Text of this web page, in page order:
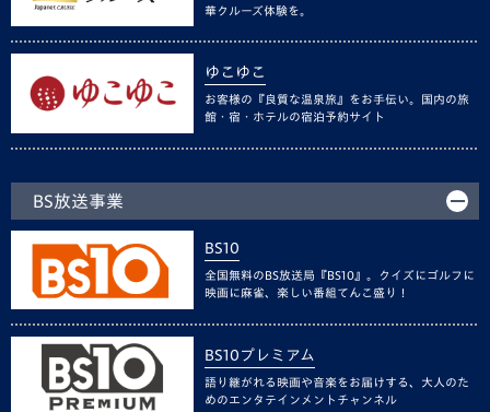
華クルーズ体験を。
ゆこゆこ
お客様の『良質な温泉旅』をお手伝い。国内の旅
館・宿・ホテルの宿泊予約サイト
BS放送事業
BS10
全国無料のBS放送局『BS10』。クイズにゴルフに
映画に麻雀、楽しい番組てんこ盛り！
BS10プレミアム
語り継がれる映画や音楽をお届けする、大人のた
めのエンタテインメントチャンネル